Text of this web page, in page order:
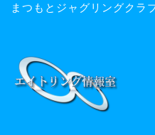
まつもとジャグリングクラ